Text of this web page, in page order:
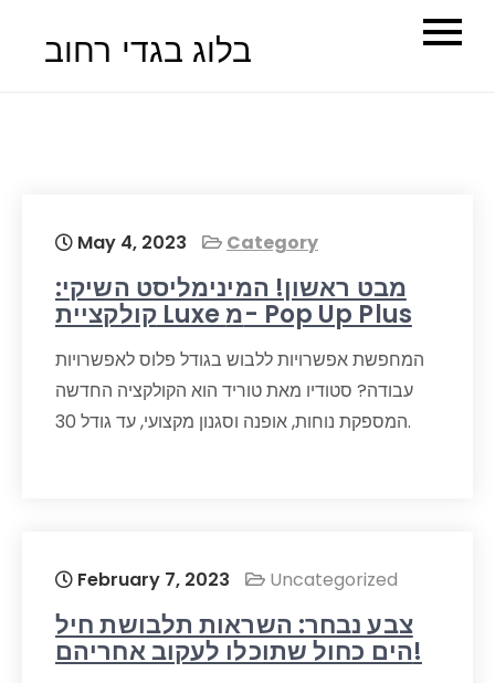
בלוג בגדי רחוב
May 4, 2023 Category
מבט ראשון! המינימליסט השיקי:
קולקציית Luxe מ- Pop Up Plus
המחפשת אפשרויות ללבוש בגודל פלוס לאפשרויות
עבודה? סטודיו מאת טוריד הוא הקולקציה החדשה
המספקת נוחות, אופנה וסגנון מקצועי, עד גודל 30.
February 7, 2023 Uncategorized
צבע נבחר: השראות תלבושת חיל
הים כחול שתוכלו לעקוב אחריהם!